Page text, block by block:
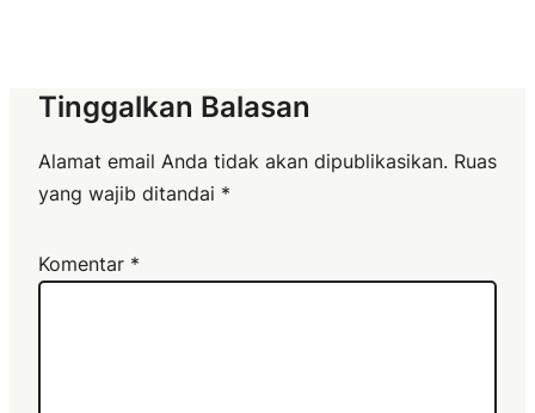
Tinggalkan Balasan
Alamat email Anda tidak akan dipublikasikan. Ruas
yang wajib ditandai *
Komentar *